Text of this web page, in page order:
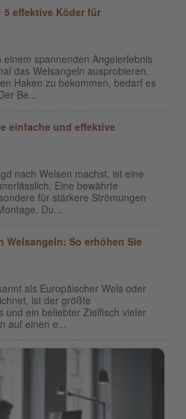
5 effektive Köder für
spannenden Angelerlebnis
das Welsangeln ausprobieren.
Haken zu bekommen, bedarf es
Be...
einfache und effektive
nach Welsen machst, ist eine
Eine bewährte
für stärkere Strömungen
Du...
Welsangeln: So erhöhen Sie
als Europäischer Wels oder
ist der größte
und ein beliebter Zielfisch vieler
auf einen e...